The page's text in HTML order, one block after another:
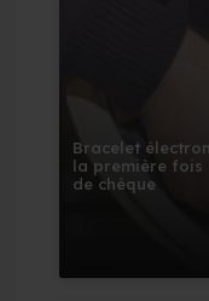
Bracelet
la première fois
de chèque